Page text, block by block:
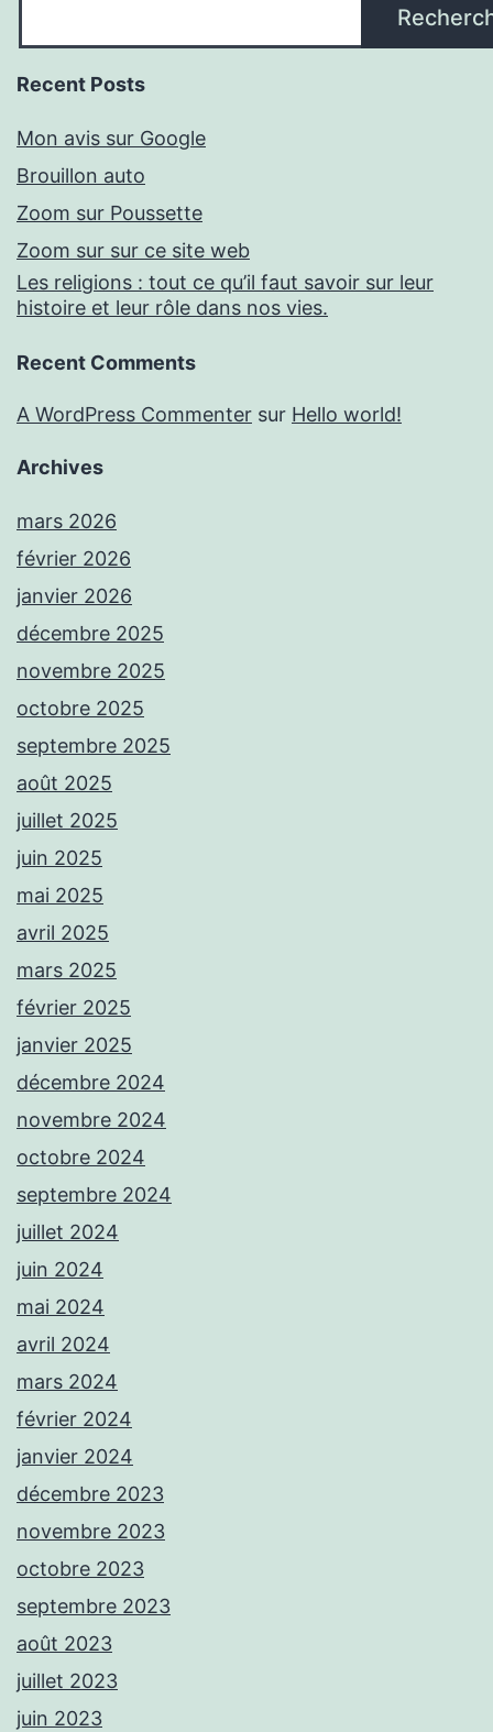
Recent Posts
Mon avis sur Google
Brouillon auto
Zoom sur Poussette
Zoom sur sur ce site web
Les religions : tout ce qu’il faut savoir sur leur
histoire et leur rôle dans nos vies.
Recent Comments
A WordPress Commenter sur Hello world!
Archives
mars 2026
février 2026
janvier 2026
décembre 2025
novembre 2025
octobre 2025
septembre 2025
août 2025
juillet 2025
juin 2025
mai 2025
avril 2025
mars 2025
février 2025
janvier 2025
décembre 2024
novembre 2024
octobre 2024
septembre 2024
juillet 2024
juin 2024
mai 2024
avril 2024
mars 2024
février 2024
janvier 2024
décembre 2023
novembre 2023
octobre 2023
septembre 2023
août 2023
juillet 2023
juin 2023